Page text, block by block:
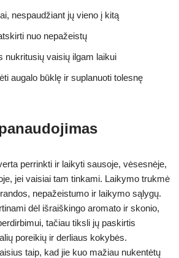
nespaudžiant jų vieno į kitą
nuo nepažeistų
nukritusių vaisių ilgam laikui
augalo būklę ir suplanuoti tolesnę
perrinkti ir laikyti sausoje, vėsesnėje,
jei vaisiai tam tinkami. Laikymo trukmė
nepažeistumo ir laikymo sąlygų.
dėl išraiškingo aromato ir skonio,
tačiau tiksli jų paskirtis
poreikių ir derliaus kokybės.
taip, kad jie kuo mažiau nukentėtų